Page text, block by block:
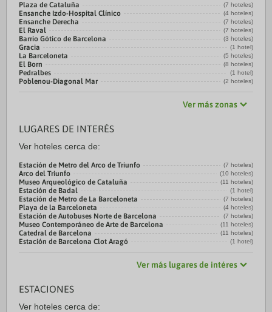
Plaza de Cataluña (7 hoteles)
Ensanche Izdo-Hospital Clínico (4 hoteles)
Ensanche Derecha (7 hoteles)
El Raval (7 hoteles)
Barrio Gótico de Barcelona (3 hoteles)
Gracia (1 hotel)
La Barceloneta (5 hoteles)
El Born (8 hoteles)
Pedralbes (1 hotel)
Poblenou-Diagonal Mar (2 hoteles)
Ver más zonas
LUGARES DE INTERÉS
Ver hoteles cerca de:
Estación de Metro del Arco de Triunfo (7 hoteles)
Arco del Triunfo (10 hoteles)
Museo Arqueológico de Cataluña (11 hoteles)
Estación de Badal (1 hotel)
Estación de Metro de La Barceloneta (7 hoteles)
Playa de la Barceloneta (4 hoteles)
Estación de Autobuses Norte de Barcelona (7 hoteles)
Museo Contemporáneo de Arte de Barcelona (11 hoteles)
Catedral de Barcelona (11 hoteles)
Estación de Barcelona Clot Aragó (1 hotel)
Ver más lugares de intéres
ESTACIONES
Ver hoteles cerca de: